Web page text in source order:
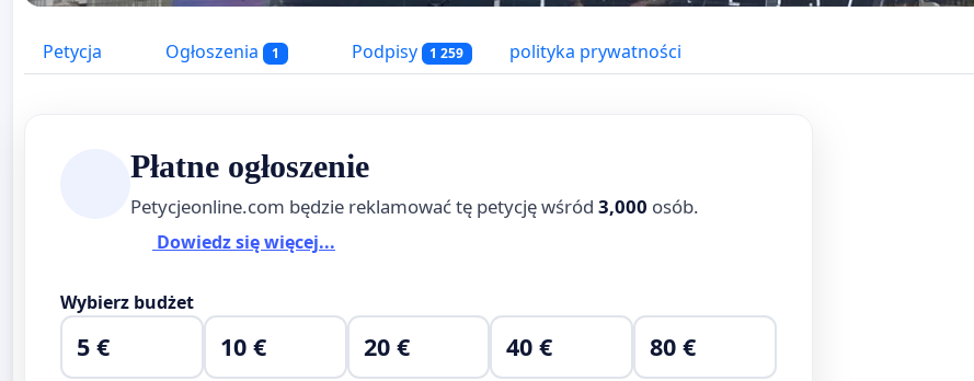
Petycja Ogłoszenia 1 Podpisy 1 259 polityka prywatności
Płatne ogłoszenie
Petycjeonline.com będzie reklamować tę petycję wśród 3,000 osób.
Dowiedz się więcej...
Wybierz budżet
5 € 10 € 20 € 40 € 80 €